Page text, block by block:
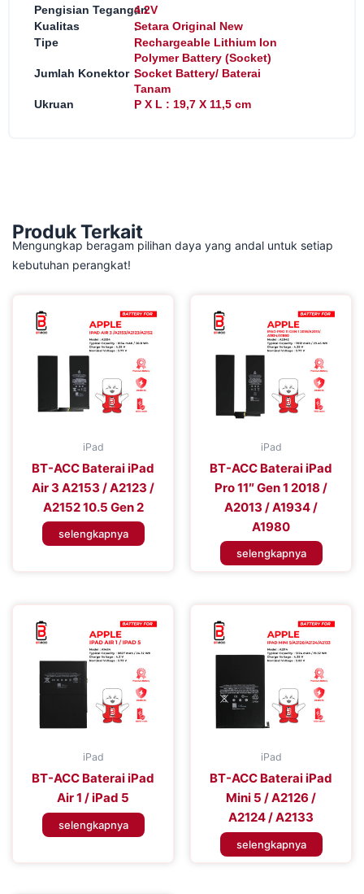
Pengisian Tegangan
:4.2V
Kualitas
:Setara Original New
Tipe
:Rechargeable Lithium Ion
Polymer Battery (Socket)
Jumlah Konektor :Socket Battery/ Baterai
Tanam
Ukruan
:P X L : 19,7 X 11,5 cm
Produk Terkait
Mengungkap beragam pilihan daya yang andal untuk setiap
kebutuhan perangkat!
iPad
BT-ACC Baterai iPad
Air 3 A2153 / A2123 /
A2152 10.5 Gen 2
selengkapnya
iPad
BT-ACC Baterai iPad
Pro 11″ Gen 1 2018 /
A2013 / A1934 /
A1980
selengkapnya
iPad
BT-ACC Baterai iPad
Air 1 / iPad 5
selengkapnya
iPad
BT-ACC Baterai iPad
Mini 5 / A2126 /
A2124 / A2133
selengkapnya